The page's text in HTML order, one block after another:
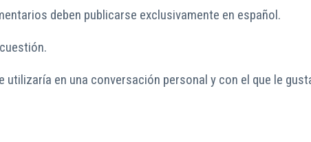
deben publicarse exclusivamente en español.
en una conversación personal y con el que le